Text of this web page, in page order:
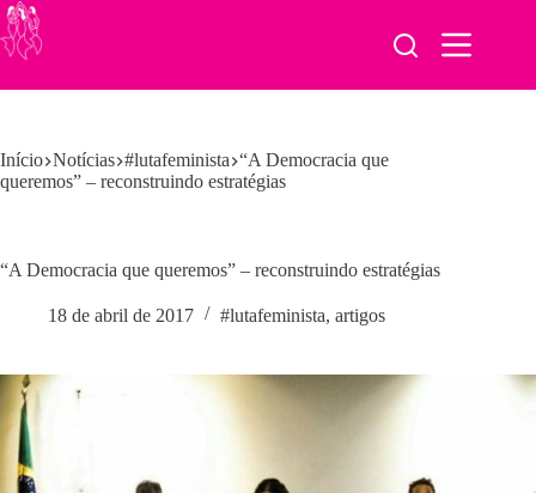
Pular
para
o
Início Notícias #lutafeminista “A Democracia que
queremos” – reconstruindo estratégias
“A Democracia que queremos” – reconstruindo estratégias
18 de abril de 2017 #lutafeminista, artigos